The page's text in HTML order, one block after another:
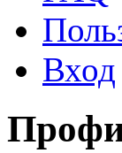
Вход